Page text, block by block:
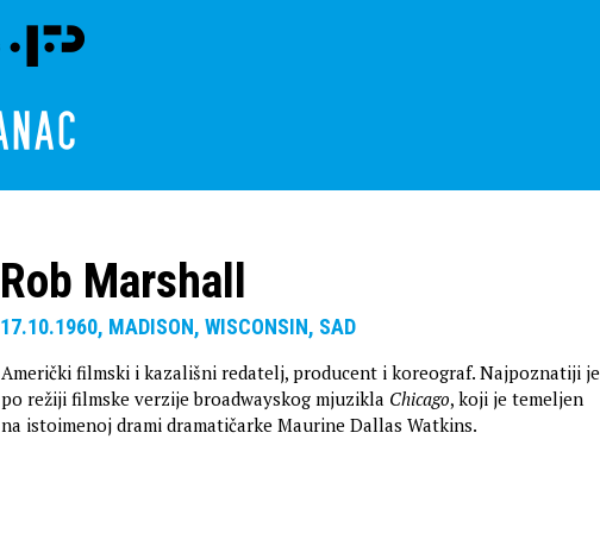
Rob Marshall
17.10.1960, MADISON, WISCONSIN, SAD
Američki filmski i kazališni redatelj, producent i koreograf. Najpoznatiji je
po režiji filmske verzije broadwayskog mjuzikla Chicago, koji je temeljen
na istoimenoj drami dramatičarke Maurine Dallas Watkins.